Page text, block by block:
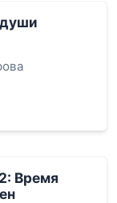
души
Время